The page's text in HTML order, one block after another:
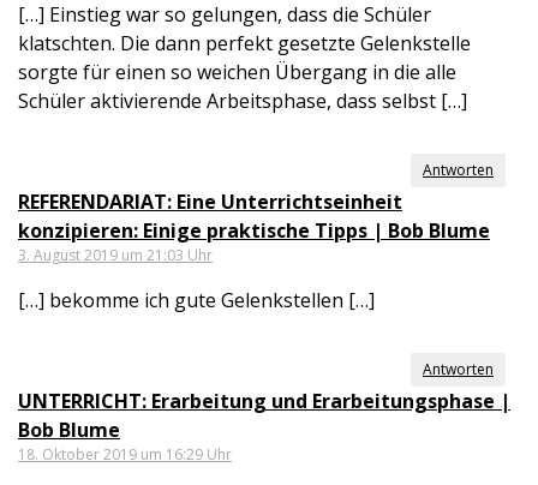
[…] Einstieg war so gelungen, dass die Schüler
klatschten. Die dann perfekt gesetzte Gelenkstelle
sorgte für einen so weichen Übergang in die alle
Schüler aktivierende Arbeitsphase, dass selbst […]
Antworten
REFERENDARIAT: Eine Unterrichtseinheit
konzipieren: Einige praktische Tipps | Bob Blume
3. August 2019 um 21:03 Uhr
[…] bekomme ich gute Gelenkstellen […]
Antworten
UNTERRICHT: Erarbeitung und Erarbeitungsphase |
Bob Blume
18. Oktober 2019 um 16:29 Uhr